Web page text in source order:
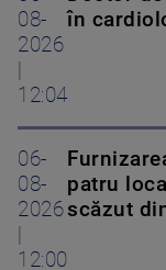
08-
2026
12:04
în
06-
08-
2026
12:00
patru
scăzut